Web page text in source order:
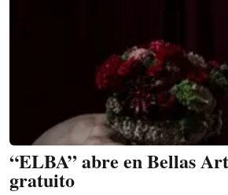
“ELBA” abre en Bellas
gratuito